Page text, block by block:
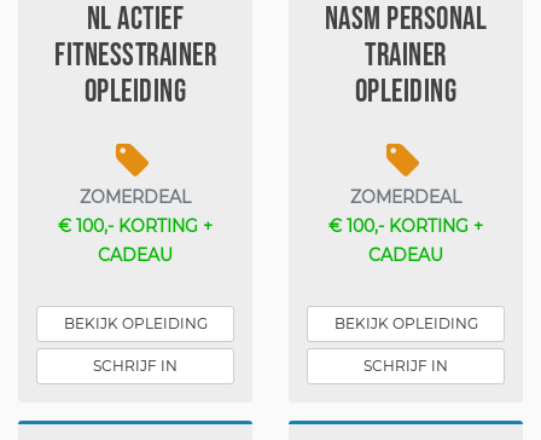
NL Actief
Fitnesstrainer
opleiding
ZOMERDEAL
€ 100,- KORTING +
CADEAU
BEKIJK OPLEIDING
SCHRIJF IN
NASM Personal
Trainer
opleiding
ZOMERDEAL
€ 100,- KORTING +
CADEAU
BEKIJK OPLEIDING
SCHRIJF IN